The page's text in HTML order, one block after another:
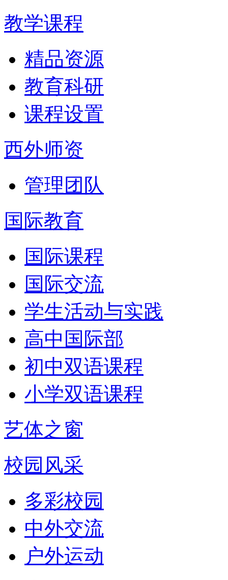
教学课程
精品资源
教育科研
课程设置
西外师资
管理团队
国际教育
国际课程
国际交流
学生活动与实践
高中国际部
初中双语课程
小学双语课程
艺体之窗
校园风采
多彩校园
中外交流
户外运动